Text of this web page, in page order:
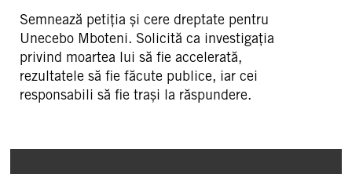
Semnează petiția și cere dreptate pentru
Unecebo Mboteni. Solicită ca investigația
privind moartea lui să fie accelerată,
rezultatele să fie făcute publice, iar cei
responsabili să fie trași la răspundere.